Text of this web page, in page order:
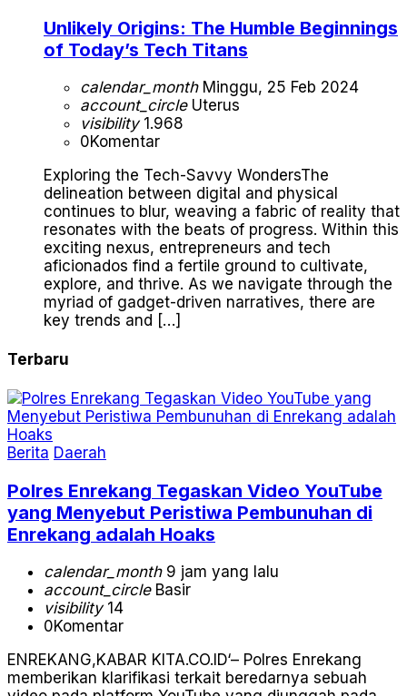
Unlikely Origins: The Humble Beginnings
of Today’s Tech Titans
calendar_monthMinggu, 25 Feb 2024
account_circleUterus
visibility1.968
0Komentar
Exploring the Tech-Savvy WondersThe
delineation between digital and physical
continues to blur, weaving a fabric of reality that
resonates with the beats of progress. Within this
exciting nexus, entrepreneurs and tech
aficionados find a fertile ground to cultivate,
explore, and thrive. As we navigate through the
myriad of gadget-driven narratives, there are
key trends and […]
Terbaru
Berita Daerah
Polres Enrekang Tegaskan Video YouTube
yang Menyebut Peristiwa Pembunuhan di
Enrekang adalah Hoaks
calendar_month9 jam yang lalu
account_circleBasir
visibility14
0Komentar
ENREKANG,KABAR KITA.CO.ID‘– Polres Enrekang
memberikan klarifikasi terkait beredarnya sebuah